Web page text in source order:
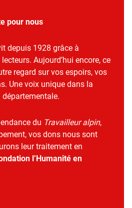
pour nous
depuis 1928 grâce à
Aujourd’hui encore, ce
regard sur vos espoirs, vos
Une voix unique dans la
départementale.
du Travailleur alpin,
vos dons nous sont
leur traitement en
l’Humanité en